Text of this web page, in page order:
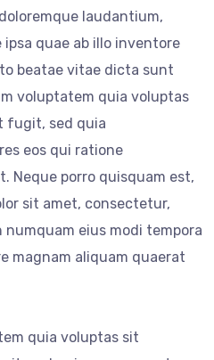
laudantium,
quae ab illo inventore
beatae vitae dicta sunt
voluptatem quia voluptas
fugit, sed quia
eos qui ratione
Neque porro quisquam est,
sit amet, consectetur,
eius modi tempora
magnam aliquam quaerat
quia voluptas sit